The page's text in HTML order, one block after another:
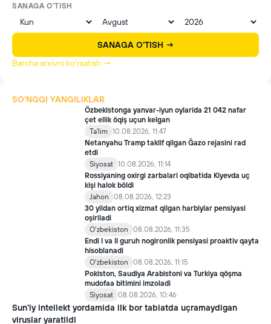
SANAGA O'TISH
SANAGA O'TISH →
Barcha arxivni ko'rsatish →
SO'NGGI YANGILIKLAR
Özbekistonga yanvar-iyun oylarida 21 042 nafar
çet ellik öqiş uçun kelgan
Ta'lim 10.08.2026, 11:47
Netanyahu Tramp taklif qilgan Ğazo rejasini rad
etdi
Siyosat 10.08.2026, 11:14
Rossiyaning oxirgi zarbalari oqibatida Kiyevda uç
kişi halok böldi
Jahon
08.08.2026, 12:23
30 yildan ortiq xizmat qilgan harbiylar pensiyasi
oşiriladi
Oʻzbekiston
08.08.2026, 11:35
Endi I va II guruh nogironlik pensiyasi proaktiv qayta
hisoblanadi
Oʻzbekiston
08.08.2026, 11:15
Pokiston, Saudiya Arabistoni va Turkiya qöşma
mudofaa bitimini imzoladi
Siyosat 08.08.2026, 10:46
Sun’iy intellekt yordamida ilk bor tabiatda uçramaydigan
viruslar yaratildi